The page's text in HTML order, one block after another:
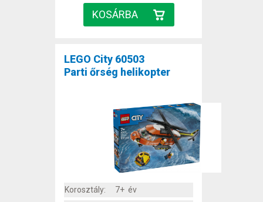
LEGO City 60503
Parti őrség helikopter
Korosztály:
7+ év